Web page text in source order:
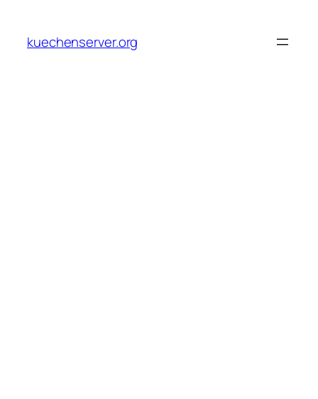
content
kuechenserver.org